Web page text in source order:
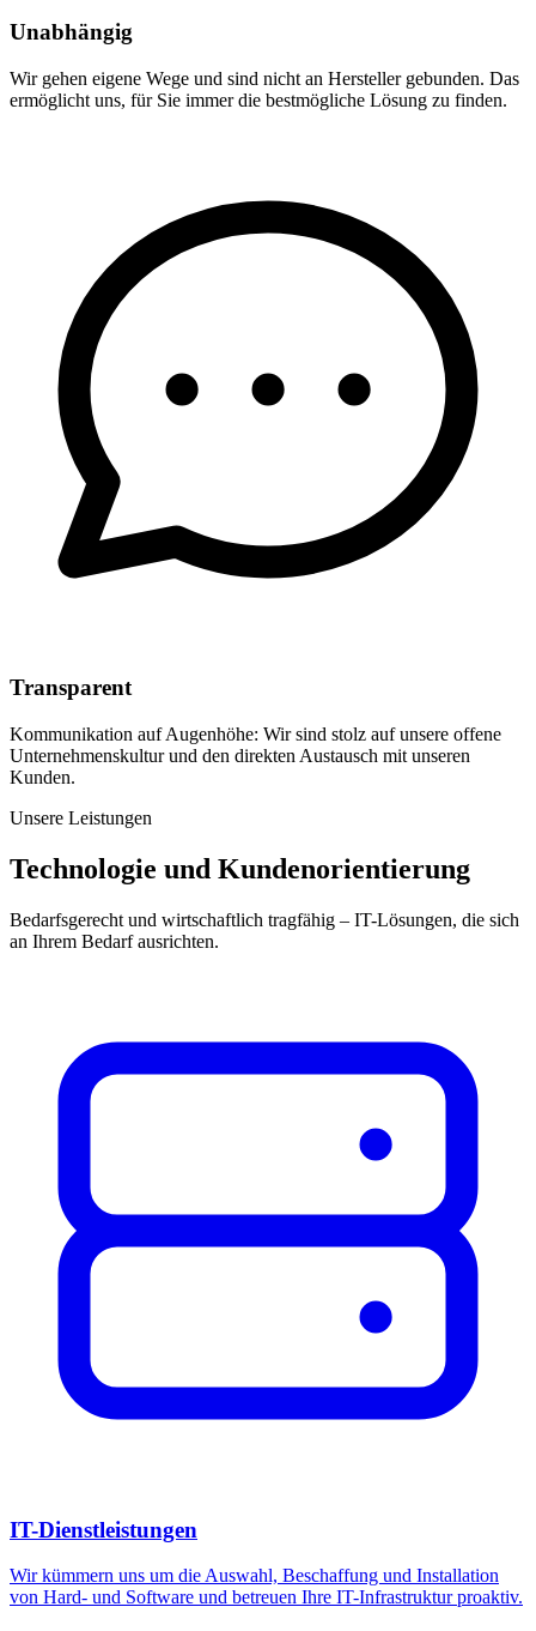
Unabhängig
Wir gehen eigene Wege und sind nicht an Hersteller gebunden. Das
ermöglicht uns, für Sie immer die bestmögliche Lösung zu finden.
Transparent
Kommunikation auf Augenhöhe: Wir sind stolz auf unsere offene
Unternehmenskultur und den direkten Austausch mit unseren
Kunden.
Unsere Leistungen
Technologie und Kundenorientierung
Bedarfsgerecht und wirtschaftlich tragfähig – IT-Lösungen, die sich
an Ihrem Bedarf ausrichten.
IT-Dienstleistungen
Wir kümmern uns um die Auswahl, Beschaffung und Installation
von Hard- und Software und betreuen Ihre IT-Infrastruktur proaktiv.